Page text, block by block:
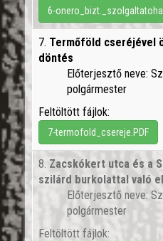
6-
7. Termőföld cseréjével
döntés
Előterjesztő neve:
polgármester
Feltöltött fájlok:
7-termofold_csereje.PDF
8. Zacskókert utca és a
szilárd burkolattal való
Előterjesztő neve:
polgármester
Feltöltött fájlok: